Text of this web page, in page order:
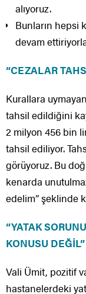
alıyoruz.
Bunların hepsi
devam
“CEZALAR
Kurallara
tahsil edildiğini
2 milyon 456 bin
tahsil ediliyor.
görüyoruz. Bu
kenarda
edelim” şeklinde
“YATAK
KONUSU DEĞİL”
Vali Ümit, pozitif
hastanelerdeki